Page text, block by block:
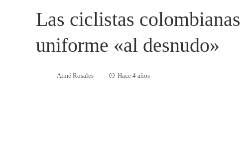
Las ciclistas
uniforme «al desnudo»
Aimé Rosales Hace 4 años